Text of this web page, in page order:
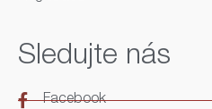
Sledujte nás
Facebook